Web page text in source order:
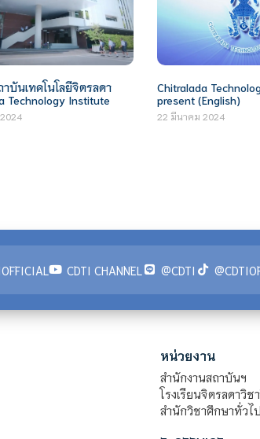
บันเทคโนโลยีจิตรลดา
Technology Institute
Chitralada
present (English)
22 มีนาคม 2024
CDTI CHANNEL @CDTI
หน่วยงาน
สำนักงานสถาบันฯ
โรงเรียนจิตรลดาวิช
สำนักวิชาศึกษาทั่วไป